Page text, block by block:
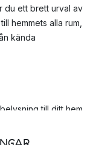
du ett brett urval av
hemmets alla rum,
kända
till ditt hem
så är